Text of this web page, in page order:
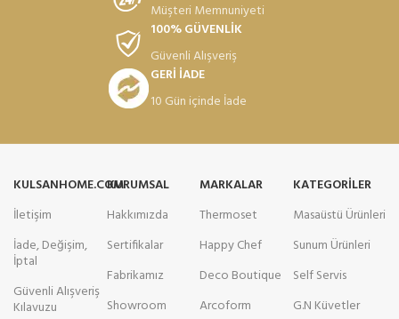
Müşteri Memnuniyeti
100% GÜVENLİK
Güvenli Alışveriş
GERİ İADE
10 Gün içinde İade
KULSANHOME.COM
İletişim
İade, Değişim,
İptal
Güvenli Alışveriş
Kılavuzu
KURUMSAL
Hakkımızda
Sertifikalar
Fabrikamız
Showroom
MARKALAR
Thermoset
Happy Chef
Deco Boutique
Arcoform
KATEGORILER
Masaüstü Ürünleri
Sunum Ürünleri
Self Servis
G.N Küvetler